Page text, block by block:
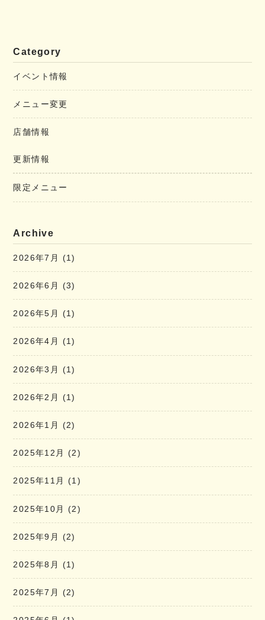
Category
イベント情報
メニュー変更
店舗情報
更新情報
限定メニュー
Archive
2026年7月 (1)
2026年6月 (3)
2026年5月 (1)
2026年4月 (1)
2026年3月 (1)
2026年2月 (1)
2026年1月 (2)
2025年12月 (2)
2025年11月 (1)
2025年10月 (2)
2025年9月 (2)
2025年8月 (1)
2025年7月 (2)